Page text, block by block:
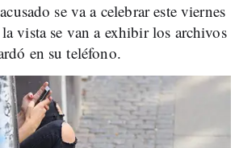
se va a celebrar este viernes
vista se van a exhibir los archivos
en su teléfono.